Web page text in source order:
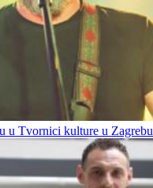
u Tvornici kulture u Zagrebu